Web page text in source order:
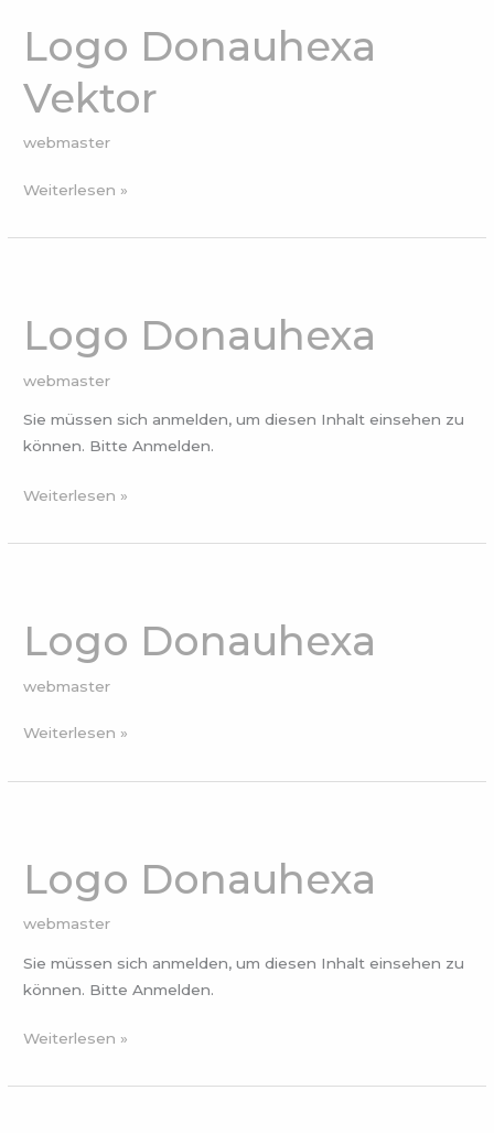
Logo Donauhexa
Vektor
webmaster
Vektor
Weiterlesen »
Logo Donauhexa
webmaster
Sie müssen sich anmelden, um diesen Inhalt einsehen zu
können. Bitte Anmelden.
Weiterlesen »
Logo Donauhexa
webmaster
Weiterlesen »
Logo Donauhexa
webmaster
Sie müssen sich anmelden, um diesen Inhalt einsehen zu
können. Bitte Anmelden.
Weiterlesen »